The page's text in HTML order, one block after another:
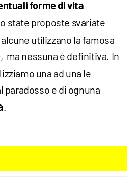
forme di vita
state proposte svariate
utilizzano la famosa
, ma nessuna è definitiva. In
una ad una le
paradosso e di ognuna
.